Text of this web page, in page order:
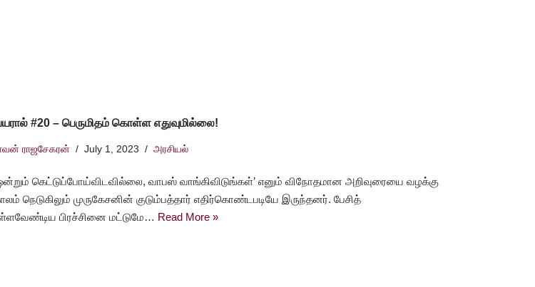
#20 – பெருமிதம் கொள்ள எதுவுமில்லை!
ராஜசேகரன் July 1, 2023 அரசியல்
கெட்டுப்போய்விடவில்லை, வாபஸ் வாங்கிவிடுங்கள்’ எனும் விநோதமான அறிவுரையை வழக்கு
நெடுகிலும் முருகேசனின் குடும்பத்தார் எதிர்கொண்டபடியே இருந்தனர். பேசித்
பிரச்சினை மட்டுமே… Read More »